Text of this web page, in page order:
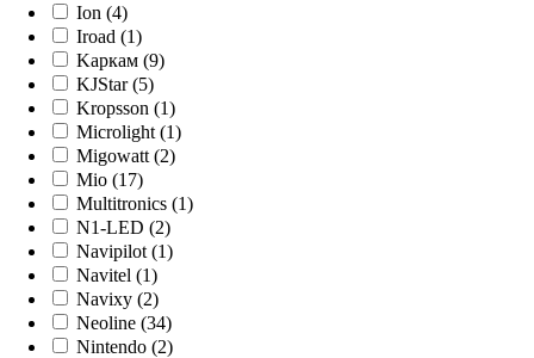
Ion (4)
Iroad (1)
Kaркам (9)
KJStar (5)
Kropsson (1)
Microlight (1)
Migowatt (2)
Mio (17)
Multitronics (1)
N1-LED (2)
Navipilot (1)
Navitel (1)
Navixy (2)
Neoline (34)
Nintendo (2)